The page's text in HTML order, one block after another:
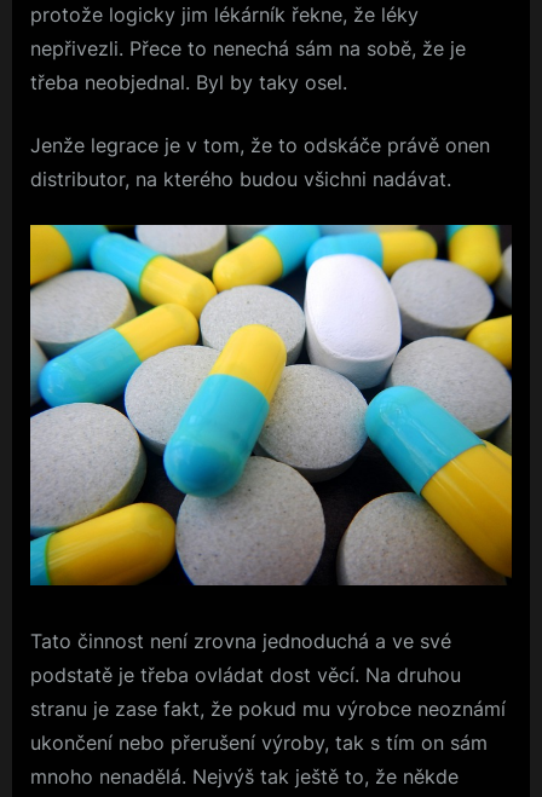
protože logicky jim lékárník řekne, že léky
nepřivezli. Přece to nenechá sám na sobě, že je
třeba neobjednal. Byl by taky osel.
Jenže legrace je v tom, že to odskáče právě onen
distributor, na kterého budou všichni nadávat.
Tato činnost není zrovna jednoduchá a ve své
podstatě je třeba ovládat dost věcí. Na druhou
stranu je zase fakt, že pokud mu výrobce neoznámí
ukončení nebo přerušení výroby, tak s tím on sám
mnoho nenadělá. Nejvýš tak ještě to, že někde